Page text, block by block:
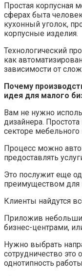
Простая корпусная
сферах быта
кухонный уголок,
корпусные изделия.
Технологический
как
зависимости от
Почему
идея для малого
Вам не нужно
дизайнера.
секторе мебельного
Процесс можно
предоставлять
Это послужит еще
преимуществом для
Клиенты найдутся
Приложив
бизнес-центрами,
Нужно выбрать
сотрудничество это
однотипность